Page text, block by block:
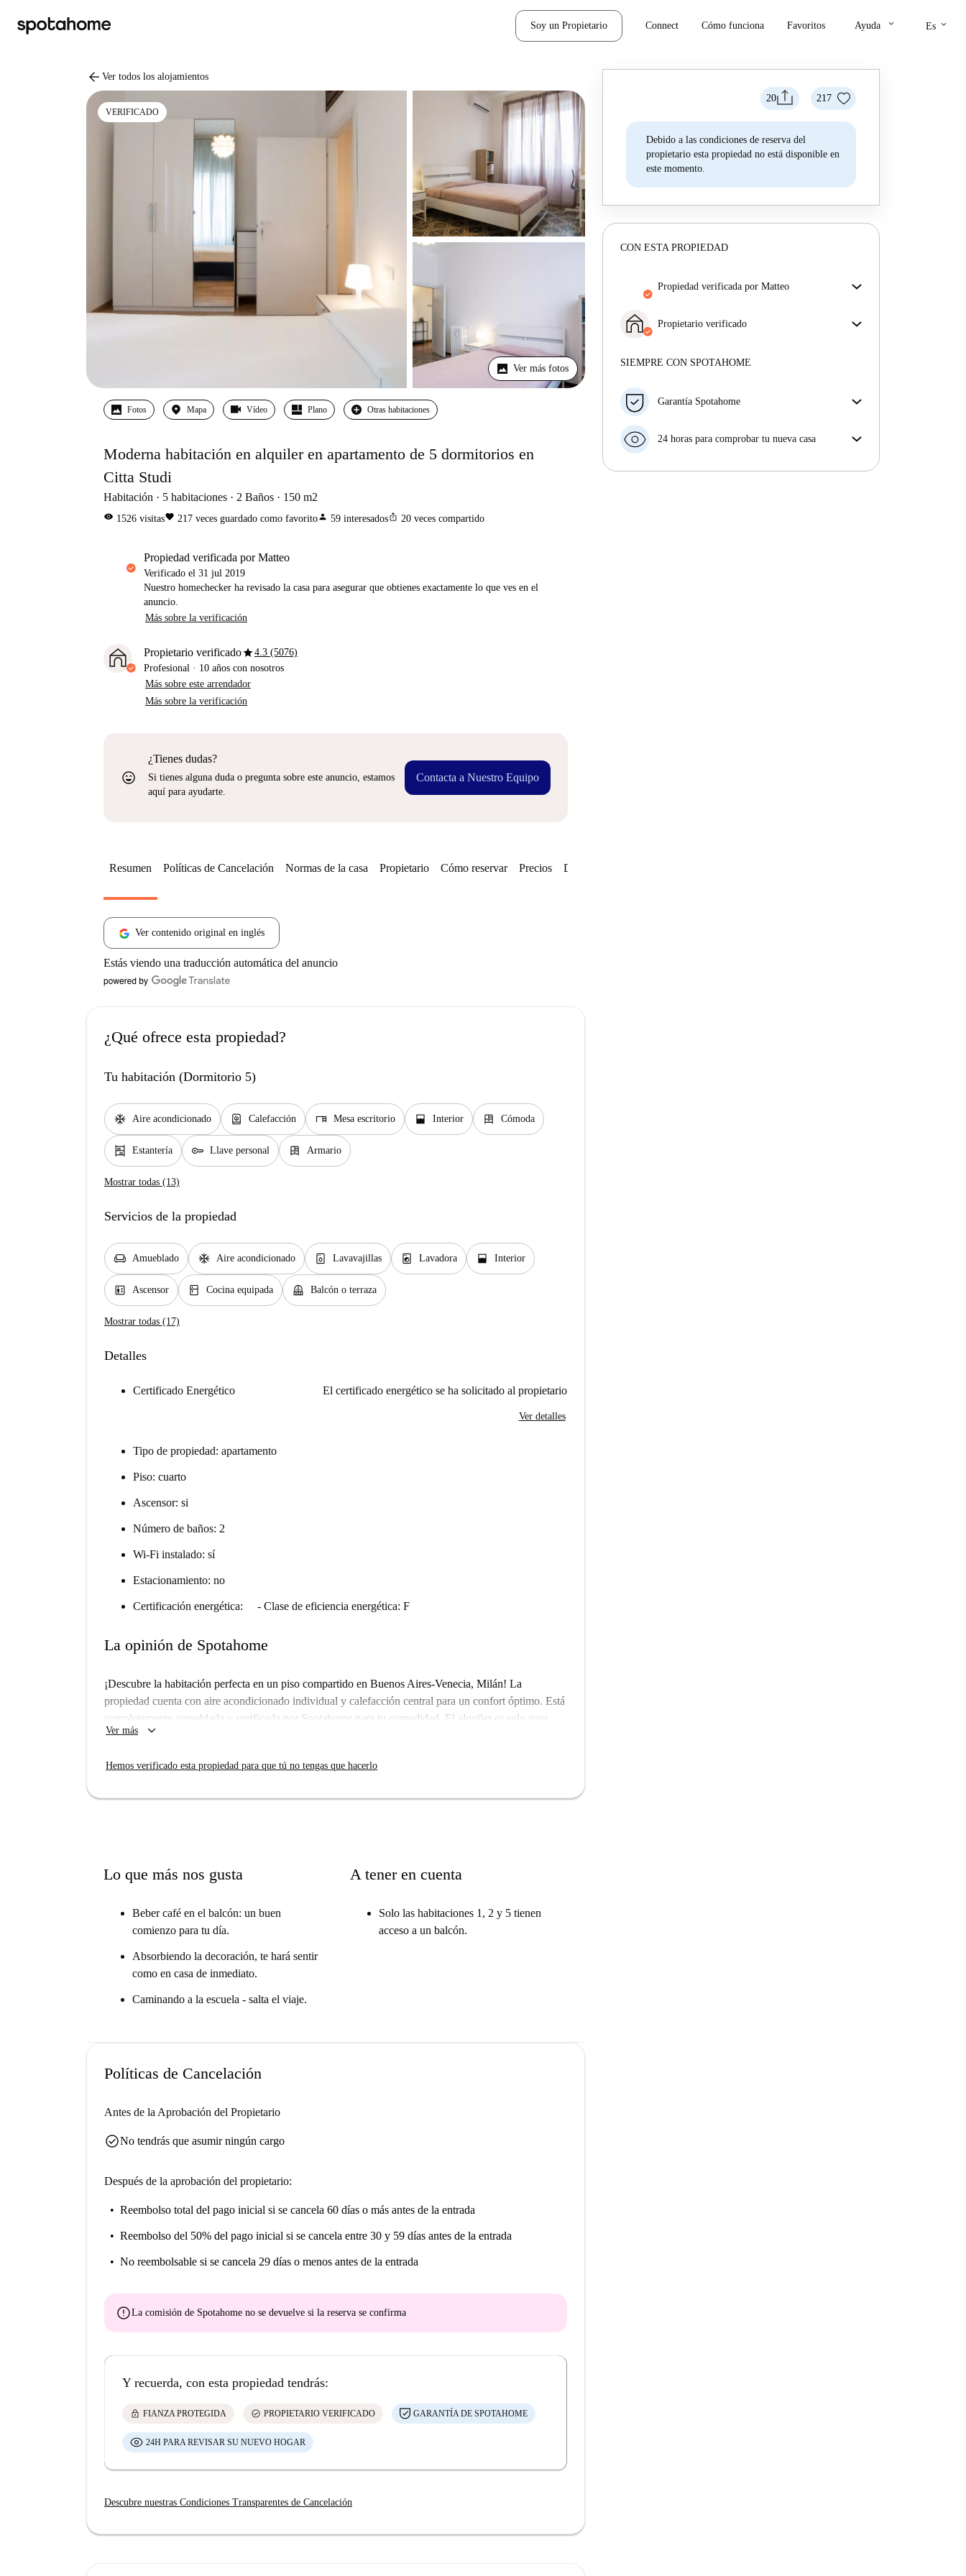
Soy un Propietario Connect Cómo funciona Favoritos Ayuda keyboard_arrow_down Es keyboard_arrow_down
arrow_back Ver todos los alojamientos
VERIFICADO
Ver más fotos
Fotos Mapa Vídeo Plano Otras habitaciones
Moderna habitación en alquiler en apartamento de 5 dormitorios en
Citta Studi
Habitación 5 habitaciones 2 Baños 150 m2
visibility 1526 visitasfavorite 217 veces guardado como favoritoperson 59 interesadosios_share 20 veces compartido
propiedad verificada por Matteo
Verificado el 31 jul 2019
Nuestro homechecker ha revisado la casa para asegurar que obtienes exactamente lo que ves en el
anuncio.
Más sobre la verificación
Propietario verificadostar4.3 (5076)
Profesional · 10 años con nosotros
Más sobre este arrendador
Más sobre la verificación
sentiment_very_satisfied
¿Tienes dudas?
Si tienes alguna duda o pregunta sobre este anuncio, estamos
aquí para ayudarte.
Contacta a Nuestro Equipo
20 217
Debido a las condiciones de reserva del
propietario esta propiedad no está disponible en
este momento.
CON ESTA PROPIEDAD
propiedad verificada por Matteo
asegurar que obtienes exactamente lo que ves en el
anuncio.
Propietario verificado
Más sobre este arrendador
SIEMPRE CON SPOTAHOME
Garantía Spotahome
horas previas a la fecha de entrada, Spotahome A) te
el hotel hasta que encuentres nueva casa o B) te hará
24 horas para comprobar tu nueva casa
Resumen Políticas de Cancelación Normas de la casa Propietario Cómo reservar Precios Disponibilidades
Ver contenido original en inglés
Estás viendo una traducción automática del anuncio
¿Qué ofrece esta propiedad?
Tu habitación (Dormitorio 5)
ac_unit Aire acondicionado water_heater Calefacción desk Mesa escritorio window_open Interior dresser Cómoda
shelves Estantería key Llave personal dresser Armario
Mostrar todas (13)
Servicios de la propiedad
chair Amueblado ac_unit Aire acondicionado dishwasher_gen Lavavajillas local_laundry_service Lavadora window_open Interior
elevator Ascensor kitchen Cocina equipada balcony Balcón o terraza
Mostrar todas (17)
Detalles
Certificado Energético El certificado energético se ha solicitado al propietario
Ver detalles
Tipo de propiedad: apartamento
Piso: cuarto
Ascensor: si
Número de baños: 2
Wi-Fi instalado: sí
Estacionamiento: no
Certificación energética: - Clase de eficiencia energética: F
La opinión de Spotahome
¡Descubre la habitación perfecta en un piso compartido en Buenos Aires-Venecia, Milán! La
propiedad cuenta con aire acondicionado individual y calefacción central para un confort óptimo. Está
completamente amueblada y verificada por Spotahome para tu comodidad. El alquiler es solo para
profesionales y estudiantes; no se aceptan parejas.
Situado en el vibrante barrio de Buenos Aires-Venecia, este alojamiento combina comodidad y
italianos como el Bistrot 21 y el Bar Sallas, y atracciones turísticas emblemáticas como el Monumento
Ver más keyboard_arrow_down
Hemos verificado esta propiedad para que tú no tengas que hacerlo
Lo que más nos gusta
Beber café en el balcón: un buen
comienzo para tu día.
Absorbiendo la decoración, te hará sentir
como en casa de inmediato.
Caminando a la escuela - salta el viaje.
A tener en cuenta
Solo las habitaciones 1, 2 y 5 tienen
acceso a un balcón.
Políticas de Cancelación
Antes de la Aprobación del Propietario
check_circleNo tendrás que asumir ningún cargo
Después de la aprobación del propietario:
Reembolso total del pago inicial si se cancela 60 días o más antes de la entrada
Reembolso del 50% del pago inicial si se cancela entre 30 y 59 días antes de la entrada
No reembolsable si se cancela 29 días o menos antes de la entrada
errorLa comisión de Spotahome no se devuelve si la reserva se confirma
Y recuerda, con esta propiedad tendrás:
lock FIANZA PROTEGIDA check_circle PROPIETARIO VERIFICADO GARANTÍA DE SPOTAHOME
24H PARA REVISAR SU NUEVO HOGAR
Descubre nuestras Condiciones Transparentes de Cancelación